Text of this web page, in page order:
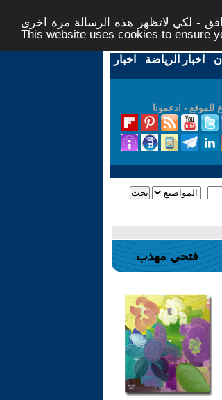
- لكي لاتظهر هذه الرسالة مرة اخرى -
This website uses cookies to ensure
- اخبار الرياضة - اخبار
للموقع - ادعمونا
فتحي مهذب